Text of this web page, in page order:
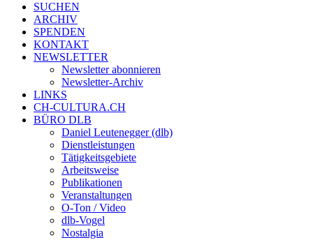
SUCHEN
ARCHIV
SPENDEN
KONTAKT
NEWSLETTER
Newsletter abonnieren
Newsletter-Archiv
LINKS
CH-CULTURA.CH
BÜRO DLB
Daniel Leutenegger (dlb)
Dienstleistungen
Tätigkeitsgebiete
Arbeitsweise
Publikationen
Veranstaltungen
O-Ton / Video
dlb-Vogel
Nostalgia